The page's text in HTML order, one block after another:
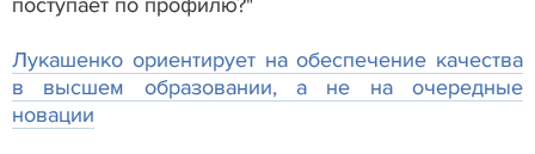
Лукашенко ориентирует на обеспечение качества
в высшем образовании, а не на очередные
новации